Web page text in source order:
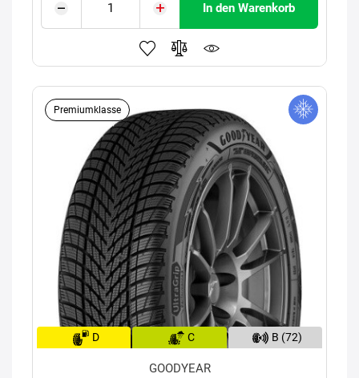
In den Warenkorb
Premiumklasse
D C B (72)
GOODYEAR